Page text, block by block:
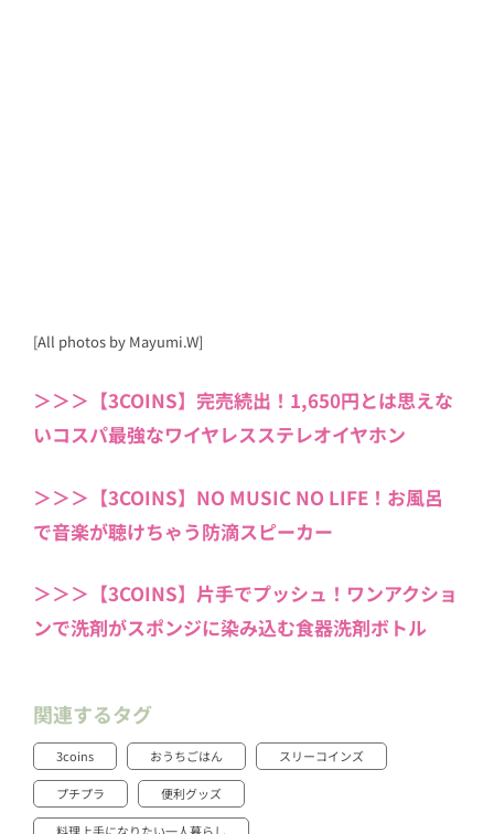
[All photos by Mayumi.W]
＞＞＞【3COINS】完売続出！1,650円とは思えな
いコスパ最強なワイヤレスステレオイヤホン
＞＞＞【3COINS】NO MUSIC NO LIFE！お風呂
で音楽が聴けちゃう防滴スピーカー
＞＞＞【3COINS】片手でプッシュ！ワンアクショ
ンで洗剤がスポンジに染み込む食器洗剤ボトル
関連するタグ
3coins おうちごはん スリーコインズ
プチプラ 便利グッズ